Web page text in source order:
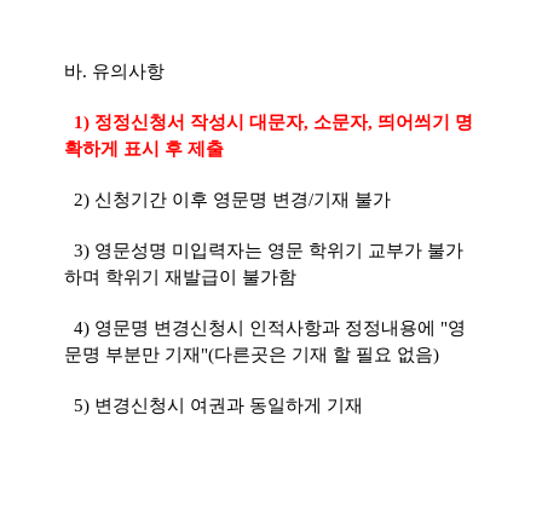
바. 유의사항
1) 정정신청서 작성시 대문자, 소문자, 띄어씌기 명
확하게 표시 후 제출
2) 신청기간 이후 영문명 변경/기재 불가
3) 영문성명 미입력자는 영문 학위기 교부가 불가
하며 학위기 재발급이 불가함
4) 영문명 변경신청시 인적사항과 정정내용에 "영
문명 부분만 기재"(다른곳은 기재 할 필요 없음)
5) 변경신청시 여권과 동일하게 기재